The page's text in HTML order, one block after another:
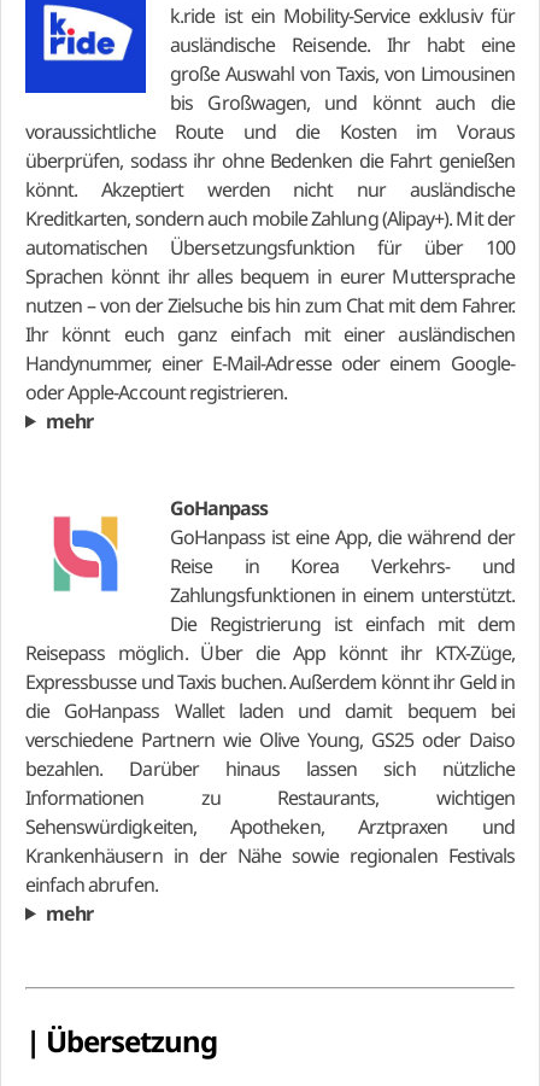
k.ride ist ein Mobility-Service exklusiv für
ausländische Reisende. Ihr habt eine
große Auswahl von Taxis, von Limousinen
bis Großwagen, und könnt auch die
voraussichtliche Route und die Kosten im Voraus
überprüfen, sodass ihr ohne Bedenken die Fahrt genießen
könnt. Akzeptiert werden nicht nur ausländische
Kreditkarten, sondern auch mobile Zahlung (Alipay+). Mit der
automatischen Übersetzungsfunktion für über 100
Sprachen könnt ihr alles bequem in eurer Muttersprache
nutzen – von der Zielsuche bis hin zum Chat mit dem Fahrer.
Ihr könnt euch ganz einfach mit einer ausländischen
Handynummer, einer E-Mail-Adresse oder einem Google-
oder Apple-Account registrieren.
mehr
GoHanpass
GoHanpass ist eine App, die während der
Reise in Korea Verkehrs- und
Zahlungsfunktionen in einem unterstützt.
Die Registrierung ist einfach mit dem
Reisepass möglich. Über die App könnt ihr KTX-Züge,
Expressbusse und Taxis buchen. Außerdem könnt ihr Geld in
die GoHanpass Wallet laden und damit bequem bei
verschiedene Partnern wie Olive Young, GS25 oder Daiso
bezahlen. Darüber hinaus lassen sich nützliche
Informationen zu Restaurants, wichtigen
Sehenswürdigkeiten, Apotheken, Arztpraxen und
Krankenhäusern in der Nähe sowie regionalen Festivals
einfach abrufen.
mehr
| Übersetzung